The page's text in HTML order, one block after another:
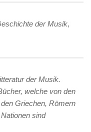
der Musik,
der Musik.
welche von den
Griechen, Römern
sind